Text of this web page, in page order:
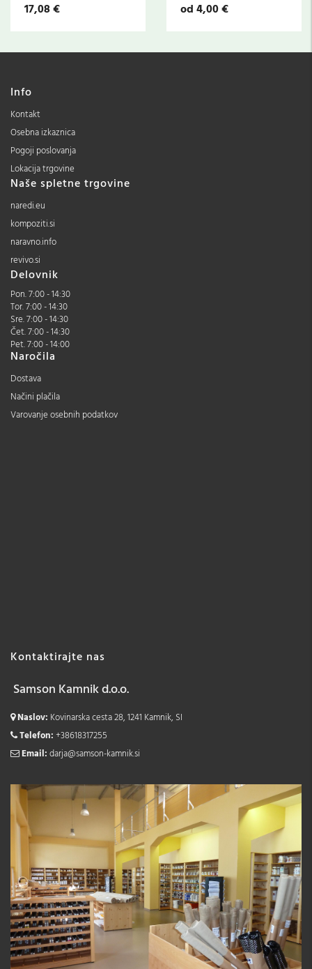
17,08 € od 4,00 €
Info
Kontakt
Osebna izkaznica
Pogoji poslovanja
Lokacija trgovine
Naše spletne trgovine
naredi.eu
kompoziti.si
naravno.info
revivo.si
Delovnik
Pon. 7:00 - 14:30
Tor. 7:00 - 14:30
Sre. 7:00 - 14:30
Čet. 7:00 - 14:30
Pet. 7:00 - 14:00
Naročila
Dostava
Načini plačila
Varovanje osebnih podatkov
Kontaktirajte nas
Samson Kamnik d.o.o.
Naslov: Kovinarska cesta 28, 1241 Kamnik, SI
Telefon:+38618317255
Email:darja@samson-kamnik.si